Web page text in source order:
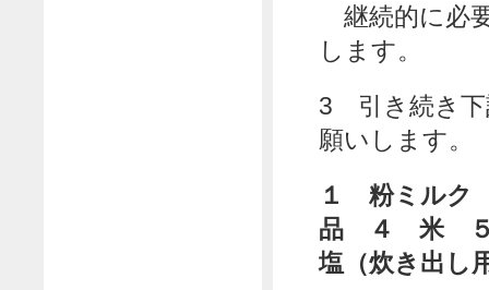
継続的に必
します。
3 引き続き下
願いします。
１ 粉ミル
品 ４ 米
塩（炊き出